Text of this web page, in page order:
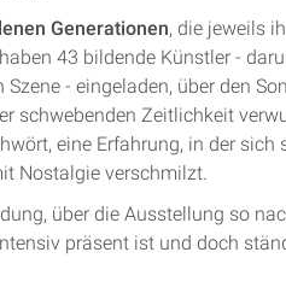
Generationen, die jeweils
43 bildende Künstler -
- eingeladen, über den
schwebenden Zeitlichkeit
eine Erfahrung, in der
Nostalgie verschmilzt.
über die Ausstellung so
präsent ist und doch